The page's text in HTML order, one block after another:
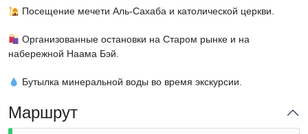
Посещение мечети Аль-Сахаба и католической церкви.
Организованные остановки на Старом рынке и на
набережной Наама Бэй.
Бутылка минеральной воды во время экскурсии.
Маршрут